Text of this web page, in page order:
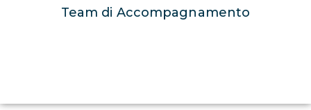
Team di Accompagnamento